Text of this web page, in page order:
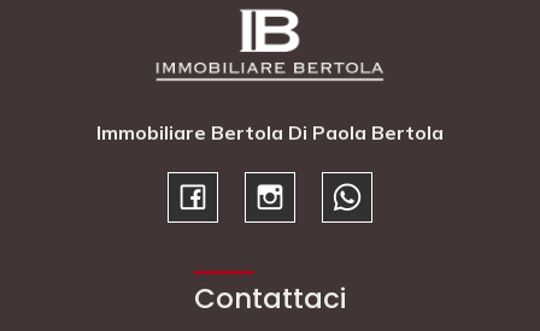
Immobiliare Bertola Di Paola Bertola
Contattaci